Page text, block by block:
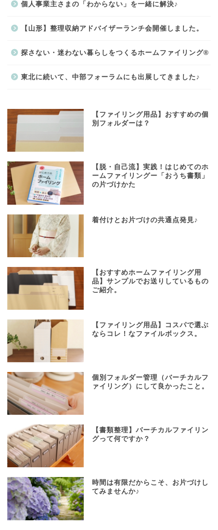
個人事業主さまの「わからない」を一緒に解決♪
【山形】整理収納アドバイザーランチ会開催しました。
探さない・迷わない暮らしをつくるホームファイリング®
東北に続いて、中部フォーラムにも出展してきました♪
【ファイリング用品】おすすめの個
別フォルダーは？
【脱・自己流】実践！はじめてのホ
ームファイリングー「おうち書類」
の片づけかた
着付けとお片づけの共通点発見♪
【おすすめホームファイリング用
品】サンプルでお送りしているもの
ご紹介。
【ファイリング用品】コスパで選ぶ
ならコレ！なファイルボックス。
個別フォルダー管理（バーチカルフ
ァイリング）にして良かったこと。
【書類整理】バーチカルファイリン
グって何ですか？
時間は有限だからこそ、お片づけし
てみませんか♪